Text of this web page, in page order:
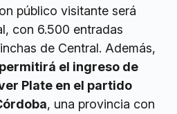
público visitante será
con 6.500 entradas
de Central. Además,
el ingreso de
Plate en el partido
, una provincia con